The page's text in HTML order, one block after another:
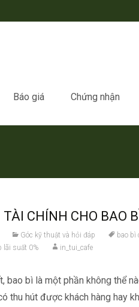
Báo giá Chứng nhận
TÀI CHÍNH CHO BAO
Góc kỹ thuật và hỏi đáp bao bì
lãi suất 0% in_tui_cafe
bao bì là một phần không thể
thu hút được khách hàng hay